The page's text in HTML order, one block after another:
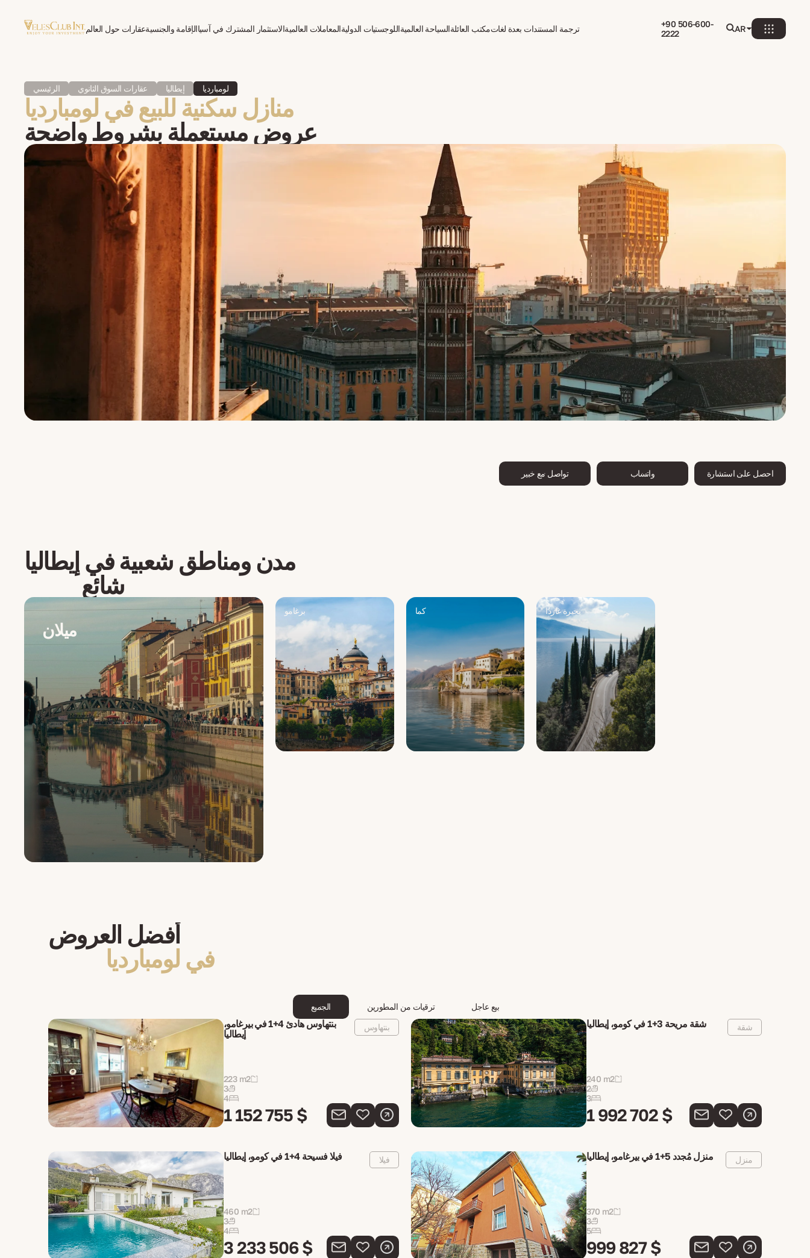
عقارات حول العالمالإقامة والجنسيةالاستثمار المشترك في آسياالمعاملات العالميةاللوجستيات الدوليةالسياحة العالميةمكتب العائلةترجمة المستندات بعدة لغات
+90 506-600-
2222
AR
الرئيسي عقارات السوق الثانوي إيطاليا لومبارديا
منازل سكنية للبيع في لومبارديا
عروض مستعملة بشروط واضحة
تواصل مع خبير واتساب احصل على استشارة
مدن ومناطق شعبية في إيطاليا
شائع
ميلان
برغامو كما بحيرة غاردا
أفضل العروض
في لومبارديا
الجميع ترقيات من المطورين بيع عاجل
بنتهاوس هادئ 4+1 في بيرغامو،
إيطاليا
بنتهاوس
223 m2
3
4
1 152 755 $
شقة مريحة 3+1 في كومو، إيطاليا شقة
240 m2
2
3
1 992 702 $
فيلا فسيحة 4+1 في كومو، إيطاليا فيلا
460 m2
3
4
3 233 506 $
منزل مُجدد 5+1 في بيرغامو، إيطاليا منزل
370 m2
3
5
999 827 $